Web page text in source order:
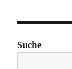
Suche